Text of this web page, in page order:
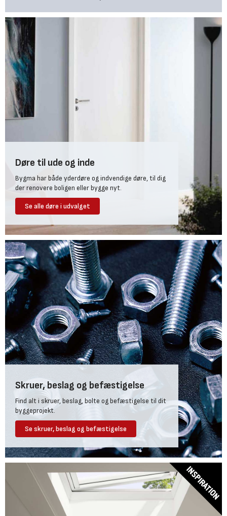
Døre til ude og inde
Bygma har både yderdøre og indvendige døre, til dig
der renovere boligen eller bygge nyt.
Se alle døre i udvalget
Skruer, beslag og befæstigelse
Find alt i skruer, beslag, bolte og befæstigelse til dit
byggeprojekt.
Se skruer, beslag og befæstigelse